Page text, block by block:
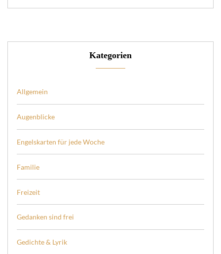
Kategorien
Allgemein
Augenblicke
Engelskarten für jede Woche
Familie
Freizeit
Gedanken sind frei
Gedichte & Lyrik